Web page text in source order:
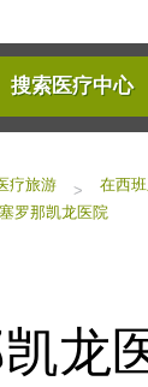
搜索医疗中心
疗旅游 > 在西
罗那凯龙医院
龙